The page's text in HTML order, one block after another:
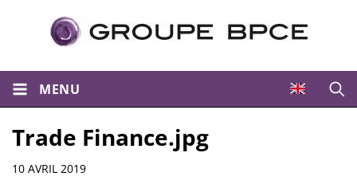
MENU
Trade Finance.jpg
Informations
10 AVRIL 2019